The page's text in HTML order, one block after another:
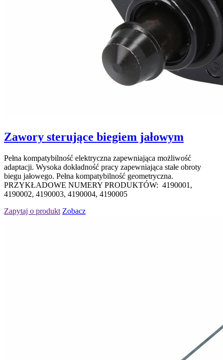
Zawory sterujące biegiem jałowym
Pełna kompatybilność elektryczna zapewniająca możliwość
adaptacji. Wysoka dokładność pracy zapewniająca stałe obroty
biegu jałowego. Pełna kompatybilność geometryczna.
PRZYKŁADOWE NUMERY PRODUKTÓW: 4190001,
4190002, 4190003, 4190004, 4190005
Zapytaj o produkt Zobacz